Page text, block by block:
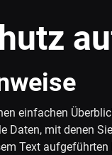
einfachen
Daten, mit denen
Text